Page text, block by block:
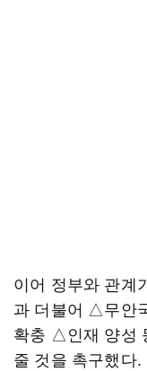
이어 정부와 관계
과 더불어 △무안
확충 △인재 양성
줄 것을 촉구했다.